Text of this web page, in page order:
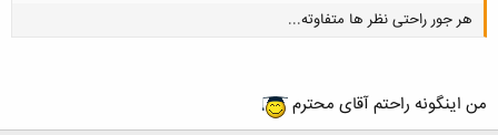
هر جور راحتی نظر ها متفاوته...
من اینگونه راحتم آقای محترم